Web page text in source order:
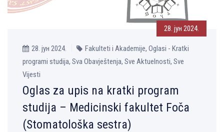
28. јун 2024.
28. јун 2024.
Fakulteti i Akademije, Oglasi - Kratki
programi studija, Sva Obavještenja, Sve Aktuelnosti, Sve
Vijesti
Oglas za upis na kratki program
studija – Medicinski fakultet Foča
(Stomatološka sestra)